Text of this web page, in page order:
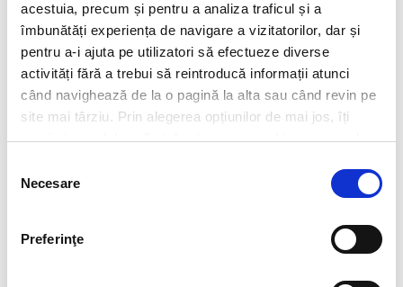
acestuia, precum și pentru a analiza traficul și a
îmbunătăți experiența de navigare a vizitatorilor, dar și
pentru a-i ajuta pe utilizatori să efectueze diverse
activități fără a trebui să reintroducă informații atunci
când navighează de la o pagină la alta sau când revin pe
site mai târziu. Prin alegerea opțiunilor de mai jos, îți
exprimi acordul explicit de stocare a cookies pe care le-
consimțământului
Necesare
Preferinţe
Think ahead!